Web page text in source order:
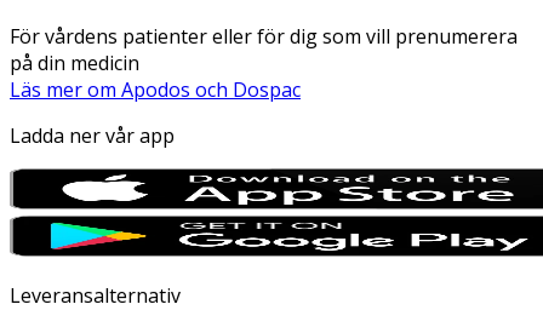
För vårdens patienter eller för dig som vill prenumerera
på din medicin
Läs mer om Apodos och Dospac
Ladda ner vår app
Leveransalternativ